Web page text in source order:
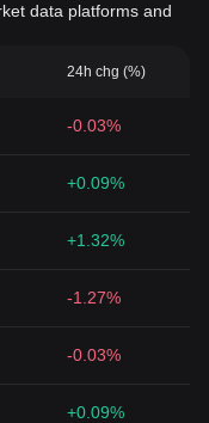
data platforms and
24h chg (%)
-0.03%
+0.09%
+1.32%
-1.27%
-0.03%
+0.09%